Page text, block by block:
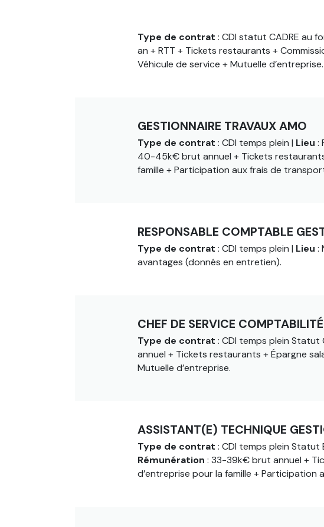
Type de contrat : CDI statut CADRE au
an + RTT + Tickets restaurants +
Véhicule de service + Mutuelle d’entreprise.
GESTIONNAIRE TRAVAUX AMO
Type de contrat : CDI temps plein | Lieu :
40-45k€ brut annuel + Tickets
famille + Participation aux frais de
RESPONSABLE COMPTABLE
Type de contrat : CDI temps plein | Lieu :
avantages (donnés en entretien).
CHEF DE SERVICE
Type de contrat : CDI temps plein Statut
annuel + Tickets restaurants + Épargne
Mutuelle d’entreprise.
ASSISTANT(E) TECHNIQUE
Type de contrat : CDI temps plein Statut
Rémunération : 33-39k€ brut annuel +
d’entreprise pour la famille + Participation